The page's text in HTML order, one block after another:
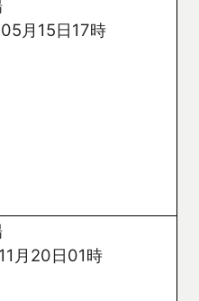
月15日17時
月20日01時